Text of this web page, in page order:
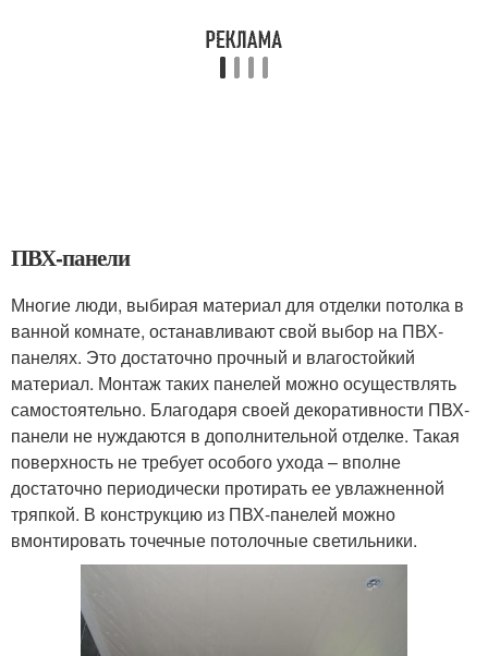
ПВХ-панели
Многие люди, выбирая материал для отделки потолка в
ванной комнате, останавливают свой выбор на ПВХ-
панелях. Это достаточно прочный и влагостойкий
материал. Монтаж таких панелей можно осуществлять
самостоятельно. Благодаря своей декоративности ПВХ-
панели не нуждаются в дополнительной отделке. Такая
поверхность не требует особого ухода – вполне
достаточно периодически протирать ее увлажненной
тряпкой. В конструкцию из ПВХ-панелей можно
вмонтировать точечные потолочные светильники.